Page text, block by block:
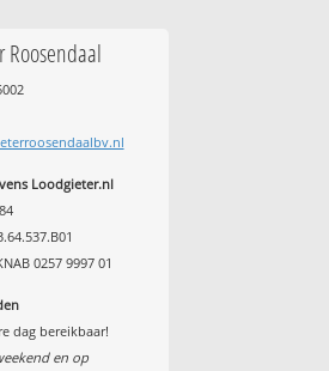
Roosendaal
Loodgieter.nl
0257 9997 01
dag bereikbaar!
en op